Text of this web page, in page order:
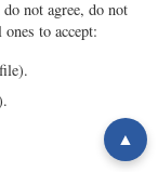
not agree, do not
to accept:
▲